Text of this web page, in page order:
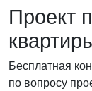
Проект
Бесплатная
по вопросу